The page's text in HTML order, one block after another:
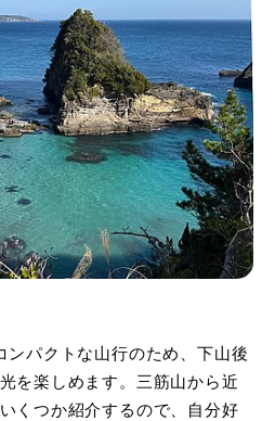
ンパクトな山行のため、下山後
を楽しめます。三筋山から近
くつか紹介するので、自分好